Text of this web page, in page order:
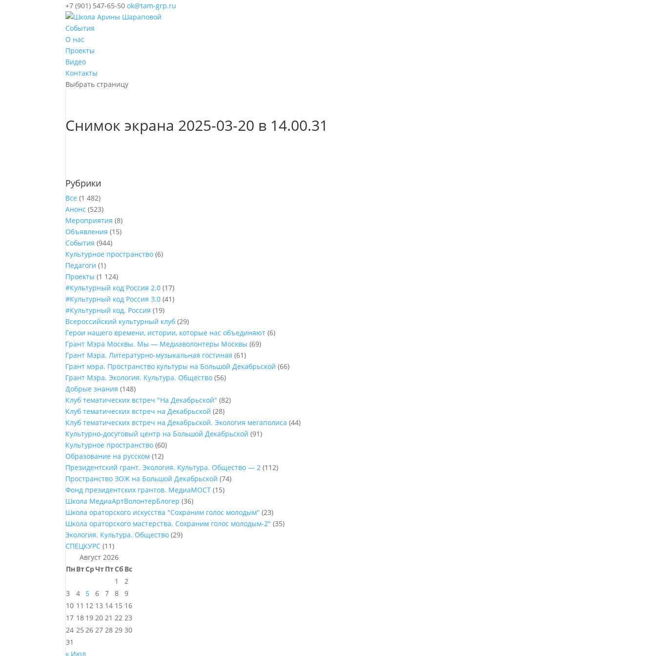
+7 (901) 547-65-50 ok@tam-grp.ru
События
О нас
Проекты
Видео
Контакты
Выбрать страницу
Снимок экрана 2025-03-20 в 14.00.31
Рубрики
Все (1 482)
Анонс (523)
Мероприятия (8)
Объявления (15)
События (944)
Культурное пространство (6)
Педагоги (1)
Проекты (1 124)
#Культурный код Россия 2.0 (17)
#Культурный код Россия 3.0 (41)
#Культурный код. Россия (19)
Всероссийский культурный клуб (29)
Герои нашего времени, истории, которые нас объединяют (6)
Грант Мэра Москвы. Мы — Медиаволонтеры Москвы (69)
Грант Мэра. Литературно-музыкальная гостиная (61)
Грант мэра. Пространство культуры на Большой Декабрьской (66)
Грант Мэра. Экология. Культура. Общество (56)
Добрые знания (148)
Клуб тематических встреч "На Декабрьской" (82)
Клуб тематических встреч на Декабрьской (28)
Клуб тематических встреч на Декабрьской. Экология мегаполиса (44)
Культурно-досуговый центр на Большой Декабрьской (91)
Культурное пространство (60)
Образование на русском (12)
Президентский грант. Экология. Культура. Общество — 2 (112)
Пространство ЗОЖ на Большой Декабрьской (74)
Фонд президентских грантов. МедиаМОСТ (15)
Школа МедиаАртВолонтёрБлогер (36)
Школа ораторского искусства "Сохраним голос молодым" (23)
Школа ораторского мастерства. Сохраним голос молодым-2" (35)
Экология. Культура. Общество (29)
СПЕЦКУРС (11)
Август 2026
ПнВтСрЧтПтСб Вс
1
2
3
4 5 6 7 8
9
10 11 12 13 14 15 16
17 18 19 20 21 22 23
24 25 26 27 28 29 30
31
« Июл